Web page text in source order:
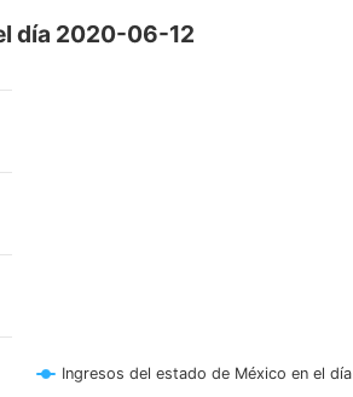
día 2020-06-12
Ingresos del estado de México en el día